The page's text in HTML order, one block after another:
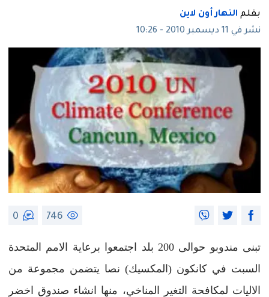
بقلم النهار أون لاين
نشر في 11 ديسمبر 2010 - 10:26
746
0
تبنى مندوبو حوالى 200 بلد اجتمعوا برعاية الامم المتحدة
السبت في كانكون (المكسيك) نصا يتضمن مجموعة من
الاليات لمكافحة التغير المناخي، منها انشاء صندوق اخضر